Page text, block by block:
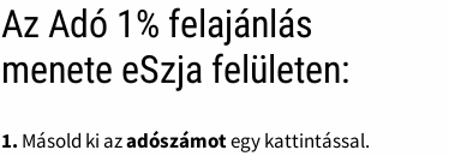
Az Adó 1% felajánlás
menete eSzja felületen:
1. Másold ki azadószámotegy kattintással.